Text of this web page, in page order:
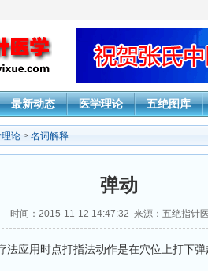
最新动态 医学理论 五绝图库
理论 > 名词解释
弹动
时间：2015-11-12 14:47:32 来源：五绝指针
法应用时点打指法动作是在穴位上打下弹